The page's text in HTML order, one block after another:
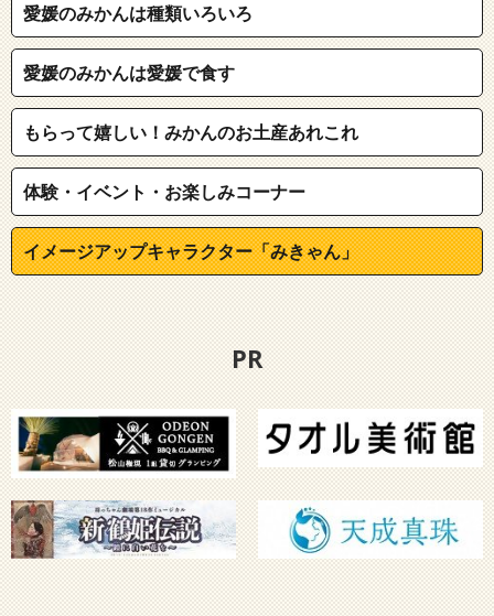
愛媛のみかんは種類いろいろ
愛媛のみかんは愛媛で食す
もらって嬉しい！みかんのお土産あれこれ
体験・イベント・お楽しみコーナー
イメージアップキャラクター「みきゃん」
PR